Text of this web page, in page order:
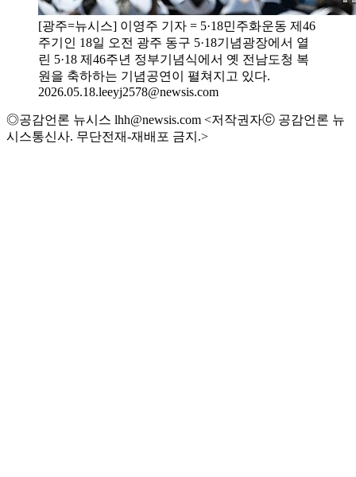
[광주=뉴시스] 이영주 기자 = 5·18민주화운동 제46
주기인 18일 오전 광주 동구 5·18기념광장에서 열
린 5·18 제46주년 정부기념식에서 옛 전남도청 복
원을 축하하는 기념공연이 펼쳐지고 있다.
2026.05.18.leeyj2578@newsis.com
◎공감언론 뉴시스 lhh@newsis.com <저작권자ⓒ 공감언론 뉴
시스통신사. 무단전재-재배포 금지.>